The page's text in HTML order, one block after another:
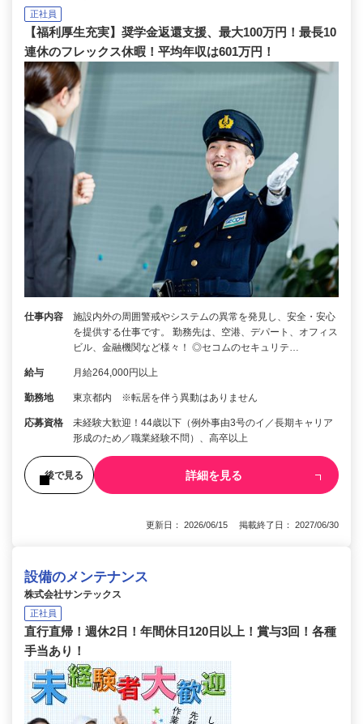
正社員
【福利厚生充実】奨学金返還支援、最大100万円！最長10
連休のフレックス休暇！平均年収は601万円！
仕事内容
施設内外の周囲警戒やシステムの異常を発見し、安全・安心
を提供する仕事です。 勤務先は、空港、デパート、オフィス
ビル、金融機関など様々！ ◎セコムのセキュリテ…
給与 月給264,000円以上
勤務地 東京都内 ※転居を伴う異動はありません
応募資格
未経験大歓迎！44歳以下（例外事由3号のイ／長期キャリア
形成のため／職業経験不問）、高卒以上
後で見る 詳細を見る
更新日： 2026/06/15 掲載終了日： 2027/06/30
設備のメンテナンス
株式会社サンテックス
正社員
直行直帰！週休2日！年間休日120日以上！賞与3回！各種
手当あり！